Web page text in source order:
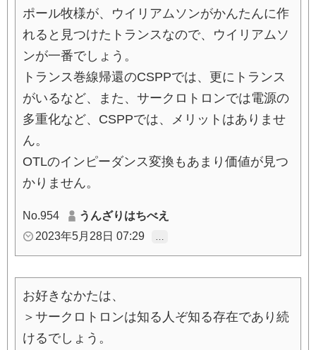
ポール牧様が、ウイリアムソンがかんたんに作
れると見つけたトランスなので、ウイリアムソ
ンが一番でしょう。
トランス巻線帰還のCSPPでは、更にトランス
がいるなど、また、サークロトロンでは電源の
多重化など、CSPPでは、メリットはありませ
ん。
OTLのインピーダンス変換もあまり価値が見つ
かりません。
No.954
うんざりはちべえ
2023年5月28日 07:29
お好きなかたは、
＞サークロトロンは知る人ぞ知る存在であり続
けるでしょう。